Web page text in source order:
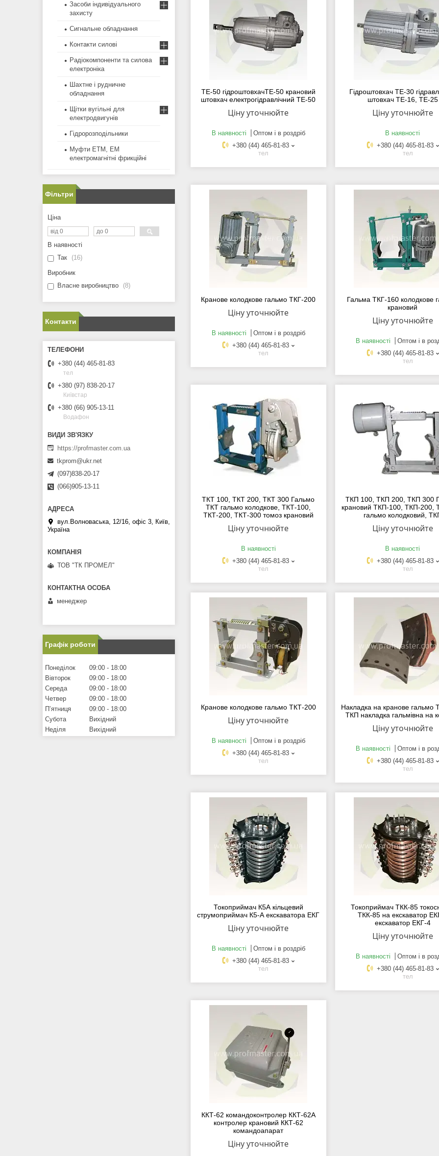
ТЕ-50 гідроштовхачТЕ-50 крановий
штовхач електрогідравлічний ТЕ-50
Ціну уточнюйте
В наявності
Оптом і в роздріб
+380 (44) 465-81-83
тел
Гідроштовхач ТЕ-30
штовхач ТЕ-16, ТЕ-25
Ціну уточнюйте
В наявності
+380 (44) 465-81-83
тел
Кранове колодкове гальмо ТКГ-200
Ціну уточнюйте
В наявності
Оптом і в роздріб
+380 (44) 465-81-83
тел
Гальма ТКГ-160 колодкове
крановий
Ціну уточнюйте
В наявності
Оптом і в
+380 (44) 465-81-83
тел
ТКТ 100, ТКТ 200, ТКТ 300 Гальмо
ТКТ гальмо колодкове, ТКТ-100,
ТКТ-200, ТКТ-300 томоз крановий
Ціну уточнюйте
В наявності
+380 (44) 465-81-83
тел
ТКП 100, ТКП 200, ТКП 300
крановий ТКП-100, ТКП-200,
гальмо колодковий,
Ціну уточнюйте
В наявності
+380 (44) 465-81-83
тел
Кранове колодкове гальмо ТКТ-200
Ціну уточнюйте
В наявності
Оптом і в роздріб
+380 (44) 465-81-83
тел
Накладка на кранове гальмо
ТКП накладка гальмівна на
Ціну уточнюйте
В наявності
Оптом і в
+380 (44) 465-81-83
тел
Токоприймач К5А кільцевий
струмоприймач К5-А екскаватора ЕКГ
Ціну уточнюйте
В наявності
Оптом і в роздріб
+380 (44) 465-81-83
тел
Токоприймач ТКК-85
ТКК-85 на екскаватор
екскаватор ЕКГ-4
Ціну уточнюйте
В наявності
Оптом і в
+380 (44) 465-81-83
тел
ККТ-62 командоконтролер ККТ-62А
контролер крановий ККТ-62
командоапарат
Ціну уточнюйте
Засоби індивідуального
захисту
Сигнальне обладнання
Контакти силові
Радіокомпоненти та силова
електроніка
Шахтне і рудничне
обладнання
Щітки вугільні для
електродвигунів
Гідророзподільники
Муфти ЕТМ, ЕМ
електромагнітні фрикційні
Фільтри
Ціна
В наявності
Так
16
Виробник
Власне виробництво
8
Контакти
+380 (44) 465-81-83
тел
+380 (97) 838-20-17
Київстар
+380 (66) 905-13-11
Водафон
https://profmaster.com.ua
tkprom@ukr.net
(097)838-20-17
(066)905-13-11
вул.Волноваська, 12/16, офіс 3, Київ,
Україна
ТОВ "ТК ПРОМЕЛ"
менеджер
Графік роботи
Понеділок 09:00
18:00
Вівторок
09:00
18:00
Середа
09:00
18:00
Четвер
09:00
18:00
Пʼятниця
09:00
18:00
Субота
Вихідний
Неділя
Вихідний